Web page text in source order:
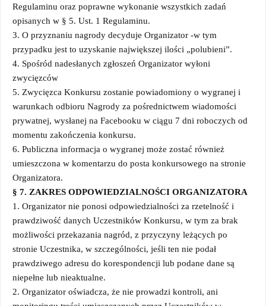
Regulaminu oraz poprawne wykonanie wszystkich zadań
opisanych w § 5. Ust. 1 Regulaminu.
3. O przyznaniu nagrody decyduje Organizator -w tym
przypadku jest to uzyskanie największej ilości „polubieni”.
4. Spośród nadesłanych zgłoszeń Organizator wyłoni
zwycięzców
5. Zwycięzca Konkursu zostanie powiadomiony o wygranej i
warunkach odbioru Nagrody za pośrednictwem wiadomości
prywatnej, wysłanej na Facebooku w ciągu 7 dni roboczych od
momentu zakończenia konkursu.
6. Publiczna informacja o wygranej może zostać również
umieszczona w komentarzu do posta konkursowego na stronie
Organizatora.
§ 7. ZAKRES ODPOWIEDZIALNOŚCI ORGANIZATORA
1. Organizator nie ponosi odpowiedzialności za rzetelność i
prawdziwość danych Uczestników Konkursu, w tym za brak
możliwości przekazania nagród, z przyczyny leżących po
stronie Uczestnika, w szczególności, jeśli ten nie podał
prawdziwego adresu do korespondencji lub podane dane są
niepełne lub nieaktualne.
2. Organizator oświadcza, że nie prowadzi kontroli, ani